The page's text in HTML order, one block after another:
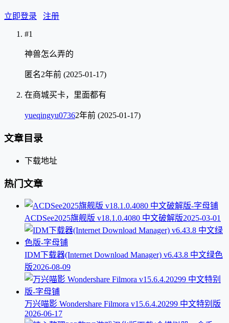
立即登录 注册
#1
神兽怎么弄的
匿名2年前 (2025-01-17)
在商城买卡，里面都有
yueqingyu07362年前 (2025-01-17)
文章目录
下载地址
热门文章
ACDSee2025旗舰版 v18.1.0.4080 中文破解版2025-03-01
IDM下载器(Internet Download Manager) v6.43.8 中文绿色
版2026-08-09
万兴喵影 Wondershare Filmora v15.6.4.20299 中文特别版
2026-06-17